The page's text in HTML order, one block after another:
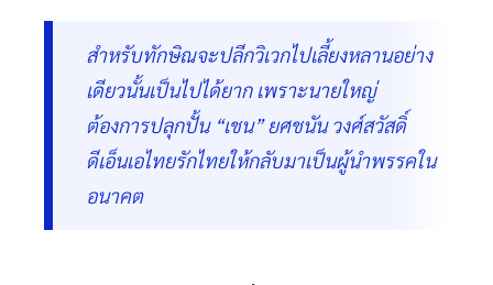
สำหรับทักษิณจะปลีกวิเวกไปเลี้ยงหลานอย่าง
เดียวนั้นเป็นไปได้ยาก เพราะนายใหญ่
ต้องการปลุกปั้น “เชน” ยศชนัน วงศ์สวัสดิ์
ดีเอ็นเอไทยรักไทยให้กลับมาเป็นผู้นำพรรคใน
อนาคต